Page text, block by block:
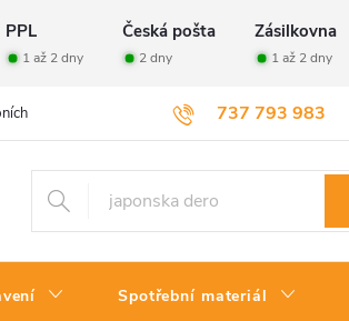
PPL Česká pošta Zásilkovna
1 až 2 dny 2 dny 1 až 2 dny
737 793 983
údajů Velkoobchod Vrácení zboží
Spotřební materiál